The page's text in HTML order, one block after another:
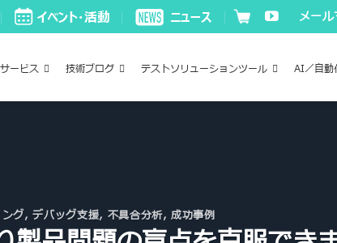
メー
ービス 技術ブログ テストソリューションツール AI／自動
グ,デバッグ支援, 不具合分析,成功事例